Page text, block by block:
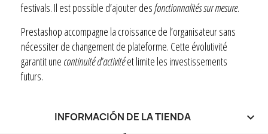
festivals. Il est possible d’ajouter desfonctionnalités sur mesure.
Prestashop accompagne la croissance de l’organisateur sans
nécessiter de changement de plateforme. Cette évolutivité
garantit une continuité d’activitéet limite les investissements
futurs.
INFORMACIÓN DE LA TIENDA keyboard_arrow_down